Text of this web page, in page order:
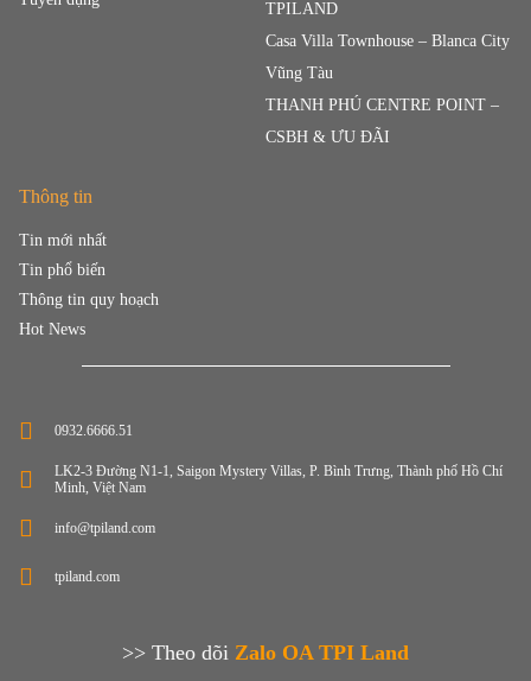
TPILAND
Casa Villa Townhouse – Blanca City
Vũng Tàu
THANH PHÚ CENTRE POINT –
CSBH & ƯU ĐÃI
Thông tin
Tin mới nhất
Tin phổ biến
Thông tin quy hoạch
Hot News
0932.6666.51
LK2-3 Đường N1-1, Saigon Mystery Villas, P. Bình Trưng, Thành phố Hồ Chí
Minh, Việt Nam
info@tpiland.com
tpiland.com
>> Theo dõi Zalo OA TPI Land